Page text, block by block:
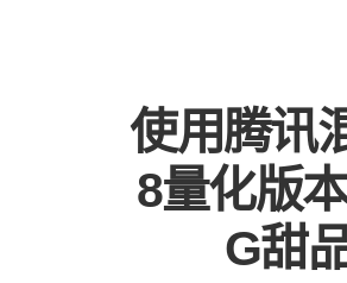
使用腾讯
8量化版
G甜